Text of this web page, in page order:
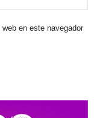
en este navegador